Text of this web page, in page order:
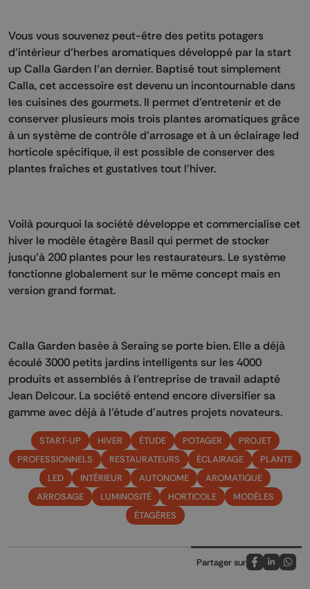
Vous vous souvenez peut-être des petits potagers
d’intérieur d’herbes aromatiques développé par la start
up Calla Garden l’an dernier. Baptisé tout simplement
Calla, cet accessoire est devenu un incontournable dans
les cuisines des gourmets. Il permet d’entretenir et de
conserver plusieurs mois trois plantes aromatiques grâce
à un système de contrôle d’arrosage et à un éclairage led
horticole spécifique, il est possible de conserver des
plantes fraîches et gustatives tout l’hiver.
Voilà pourquoi la société développe et commercialise cet
hiver le modèle étagère Basil qui permet de stocker
jusqu’à 200 plantes pour les restaurateurs. Le système
fonctionne globalement sur le même concept mais en
version grand format.
Calla Garden basée à Seraing se porte bien. Elle a déjà
écoulé 3000 petits jardins intelligents sur les 4000
produits et assemblés à l’entreprise de travail adapté
Jean Delcour. La société entend encore diversifier sa
gamme avec déjà à l’étude d’autres projets novateurs.
START-UP HIVER ÉTUDE POTAGER
PROJET
PROFESSIONNELS
RESTAURATEURS ÉCLAIRAGE
PLANTE
LED
INTÉRIEUR AUTONOME
AROMATIQUE
ARROSAGE
LUMINOSITÉ HORTICOLE
MODÈLES
ÉTAGÈRES
Partager sur
Partagez sur
Partagez